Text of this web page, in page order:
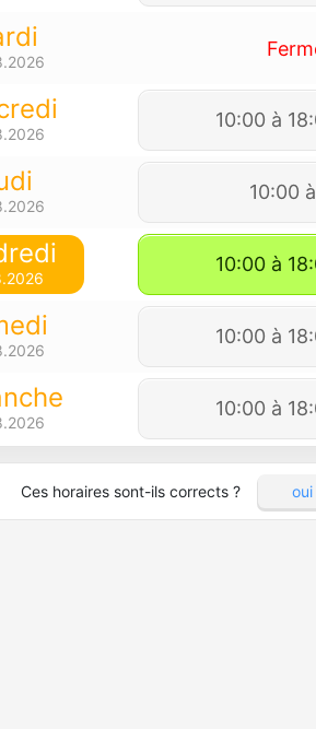
10:00 à
10:00
10:00 à
10:00 à
10:00 à
Ces horaires sont-ils corrects ? oui